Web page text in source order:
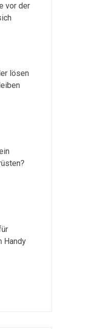
vor der
lösen
Handy